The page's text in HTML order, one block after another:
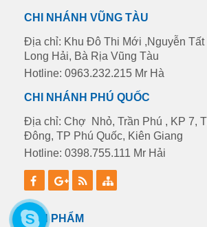
CHI NHÁNH VŨNG TÀU
Địa chỉ: Khu Đô Thi Mới ,Nguyễn Tất
Long Hải, Bà Rịa Vũng Tàu
Hotline: 0963.232.215 Mr Hà
CHI NHÁNH PHÚ QUỐC
Địa chỉ: Chợ Nhỏ, Trần Phú , KP 7,
Đông, TP Phú Quốc, Kiên Giang
Hotline: 0398.755.111 Mr Hải
SẢN PHẨM